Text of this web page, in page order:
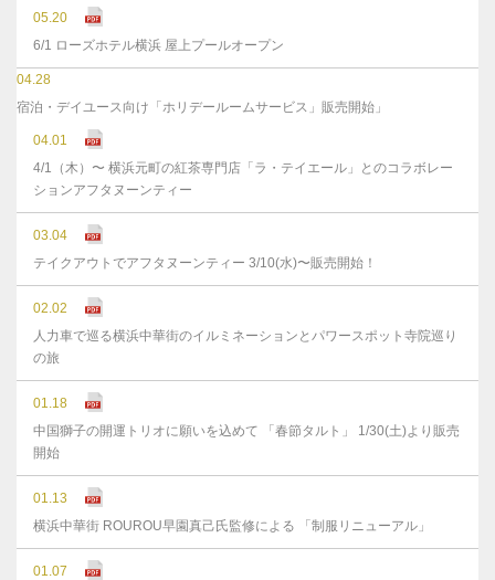
05.20
6/1 ローズホテル横浜 屋上プールオープン
04.28
宿泊・デイユース向け「ホリデールームサービス」販売開始」
04.01
4/1（木）〜 横浜元町の紅茶専門店「ラ・テイエール」とのコラボレー
ションアフタヌーンティー
03.04
テイクアウトでアフタヌーンティー 3/10(水)〜販売開始！
02.02
人力車で巡る横浜中華街のイルミネーションとパワースポット寺院巡り
の旅
01.18
中国獅子の開運トリオに願いを込めて 「春節タルト」 1/30(土)より販売
開始
01.13
横浜中華街 ROUROU早園真己氏監修による 「制服リニューアル」
01.07